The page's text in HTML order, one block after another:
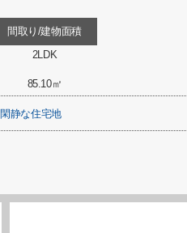
間取り/建物面積
2LDK
85.10㎡
閑静な住宅地